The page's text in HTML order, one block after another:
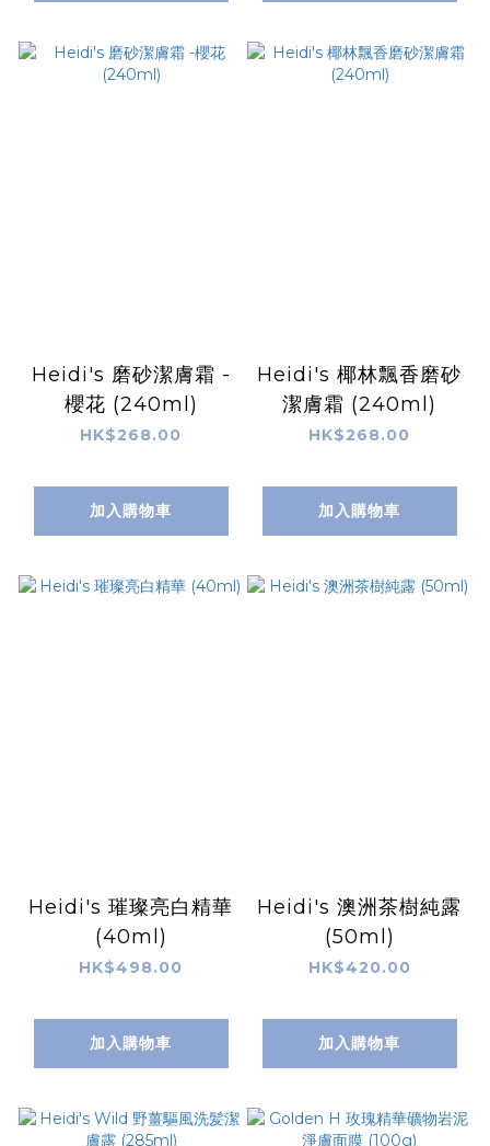
Heidi's 磨砂潔膚霜 -
櫻花 (240ml)
HK$268.00
加入購物車
Heidi's 椰林飄香磨砂
潔膚霜 (240ml)
HK$268.00
加入購物車
Heidi's 璀璨亮白精華
(40ml)
HK$498.00
加入購物車
Heidi's 澳洲茶樹純露
(50ml)
HK$420.00
加入購物車